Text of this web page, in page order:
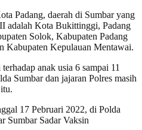
Padang, daerah di Sumbar yang
adalah Kota Bukittinggi, Padang
Solok, Kabupaten Padang
Kabupaten Kepulauan Mentawai.
anak usia 6 sampai 11
Sumbar dan jajaran Polres masih
17 Pebruari 2022, di Polda
Sumbar Sadar Vaksin